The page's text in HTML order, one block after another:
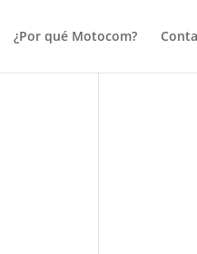
¿Por qué Motocom?